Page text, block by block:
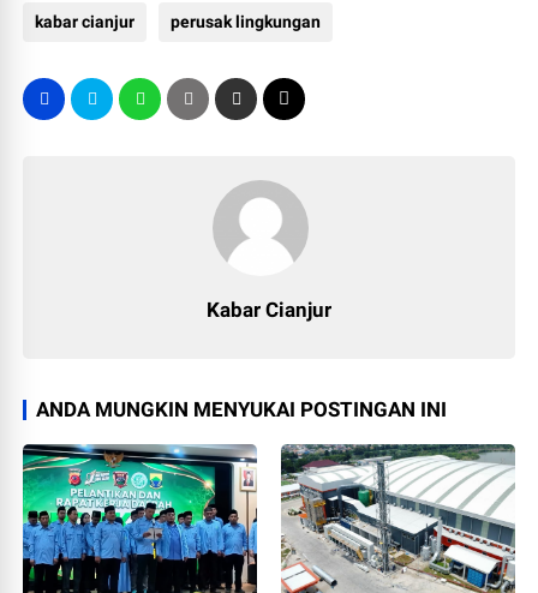
kabar cianjur perusak lingkungan
Kabar Cianjur
ANDA MUNGKIN MENYUKAI POSTINGAN INI